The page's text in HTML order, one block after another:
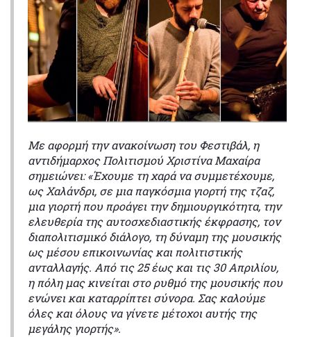
Με αφορμή την ανακοίνωση του Φεστιβάλ, η
αντιδήμαρχος Πολιτισμού Χριστίνα Μαχαίρα
σημειώνει: «Έχουμε τη χαρά να συμμετέχουμε,
ως Χαλάνδρι, σε μια παγκόσμια γιορτή της τζαζ,
μια γιορτή που προάγει την δημιουργικότητα, την
ελευθερία της αυτοσχεδιαστικής έκφρασης, τον
διαπολιτισμικό διάλογο, τη δύναμη της μουσικής
ως μέσου επικοινωνίας και πολιτιστικής
ανταλλαγής. Από τις 25 έως και τις 30 Απριλίου,
η πόλη μας κινείται στο ρυθμό της μουσικής που
ενώνει και καταρρίπτει σύνορα. Σας καλούμε
όλες και όλους να γίνετε μέτοχοι αυτής της
μεγάλης γιορτής».